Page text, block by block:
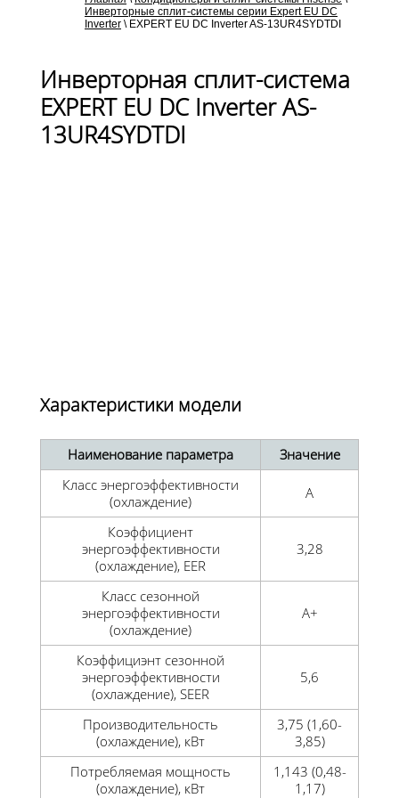
Инверторные сплит-системы серии Expert EU DC
Inverter \ EXPERT EU DC Inverter AS-13UR4SYDTDI
Инверторная сплит-система
EXPERT EU DC Inverter AS-
13UR4SYDTDI
Характеристики модели
Наименование параметра
Значение
Класс энергоэффективности
(охлаждение)
A
Коэффициент
энергоэффективности
(охлаждение), EER
3,28
Класс сезонной
энергоэффективности
(охлаждение)
А+
Коэффициэнт сезонной
энергоэффективности
(охлаждение), SEER
5,6
Производительность
(охлаждение), кВт
3,75 (1,60-
3,85)
Потребляемая мощность
(охлаждение), кВт
1,143 (0,48-
1,17)